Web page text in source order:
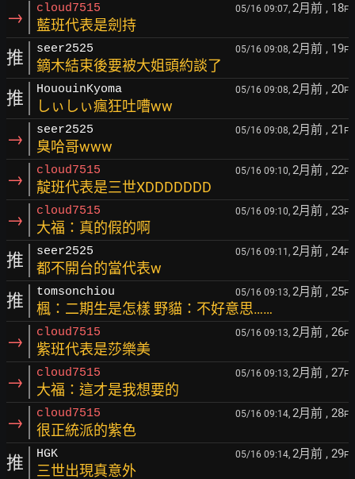
→ cloud7515 05/16 09:07, 2月前 , 18F
藍班代表是劍持
推 seer2525 05/16 09:08, 2月前 , 19F
鏑木結束後要被大姐頭約談了
推 HououinKyoma 05/16 09:08, 2月前 , 20F
しぃしぃ瘋狂吐嘈ww
→ seer2525 05/16 09:08, 2月前 , 21 F
臭哈哥www
→ cloud7515 05/16 09:10, 2月前 , 22F
靛班代表是三世XDDDDDDD
→ cloud7515 05/16 09:10, 2月前 , 23F
大福：真的假的啊
推 seer2525 05/16 09:11, 2月前 , 24F
都不開台的當代表w
推 tomsonchiou 05/16 09:13, 2月前 , 25F
楓：二期生是怎樣 野貓：不好意思……
→ cloud7515 05/16 09:13, 2月前 , 26F
紫班代表是莎樂美
→ cloud7515 05/16 09:13, 2月前 , 27F
大福：這才是我想要的
→ cloud7515 05/16 09:14, 2月前 , 28F
很正統派的紫色
推 HGK 05/16 09:14, 2月前 , 29F
三世出現真意外